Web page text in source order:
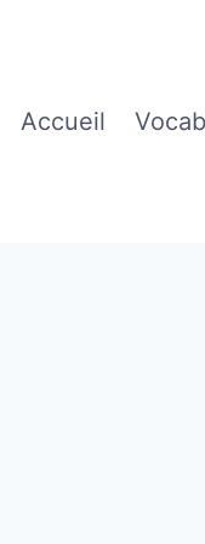
Accueil